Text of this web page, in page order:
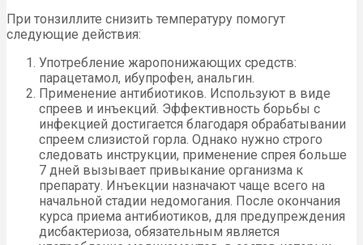
При тонзиллите снизить температуру помогут
следующие действия:
Употребление жаропонижающих средств:
парацетамол, ибупрофен, анальгин.
Применение антибиотиков. Используют в виде
спреев и инъекций. Эффективность борьбы с
инфекцией достигается благодаря обрабатывании
спреем слизистой горла. Однако нужно строго
следовать инструкции, применение спрея больше
7 дней вызывает привыкание организма к
препарату. Инъекции назначают чаще всего на
начальной стадии недомогания. После окончания
курса приема антибиотиков, для предупреждения
дисбактериоза, обязательным является